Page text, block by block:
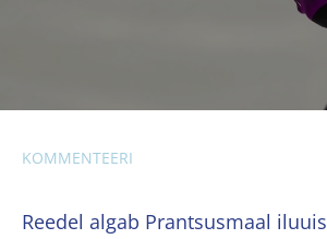
KOMMENTEERI
Reedel algab Prantsusmaal